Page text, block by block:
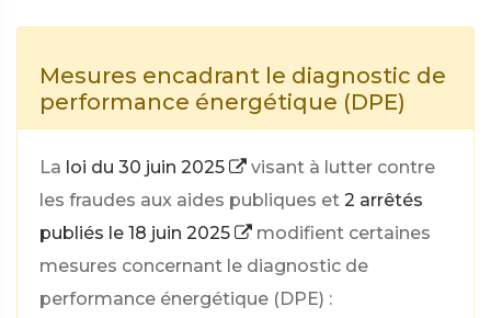
Mesures encadrant le diagnostic de
performance énergétique (DPE)
La loi du 30 juin 2025
visant à lutter contre
les fraudes aux aides publiques et 2 arrêtés
publiés le 18 juin 2025
modifient certaines
mesures concernant le diagnostic de
performance énergétique (DPE) :